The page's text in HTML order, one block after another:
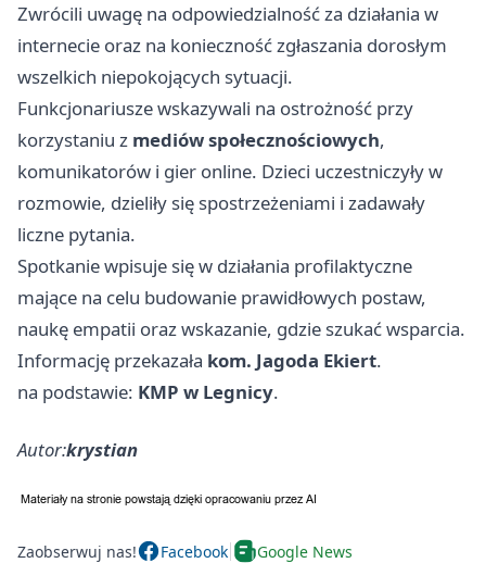
Zwrócili uwagę na odpowiedzialność za działania w
internecie oraz na konieczność zgłaszania dorosłym
wszelkich niepokojących sytuacji.
Funkcjonariusze wskazywali na ostrożność przy
korzystaniu z mediów społecznościowych,
komunikatorów i gier online. Dzieci uczestniczyły w
rozmowie, dzieliły się spostrzeżeniami i zadawały
liczne pytania.
Spotkanie wpisuje się w działania profilaktyczne
mające na celu budowanie prawidłowych postaw,
naukę empatii oraz wskazanie, gdzie szukać wsparcia.
Informację przekazała kom. Jagoda Ekiert.
na podstawie: KMP w Legnicy.
Autor:krystian
Zaobserwuj nas! Facebook Google News